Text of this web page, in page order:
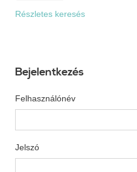
Részletes keresés
Bejelentkezés
Felhasználónév
Jelszó